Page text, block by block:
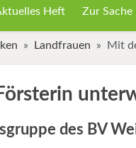
Heft Zur Sache
Landfrauen Mit
des BV